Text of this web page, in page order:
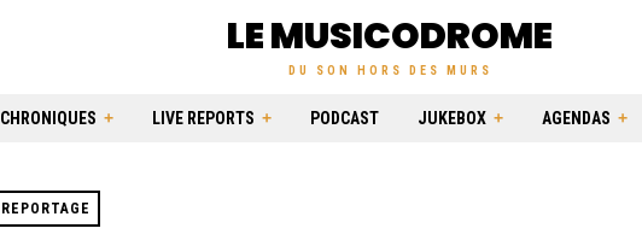
LE MUSICODROME
DU SON HORS DES MURS
CHRONIQUES LIVE REPORTS PODCAST JUKEBOX AGENDAS
REPORTAGE